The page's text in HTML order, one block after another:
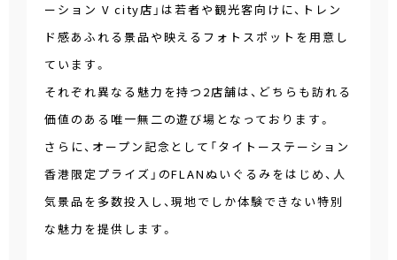
ーション V city店」は若者や観光客向けに、トレン
ド感あふれる景品や映えるフォトスポットを用意し
ています。
それぞれ異なる魅力を持つ2店舗は、どちらも訪れる
価値のある唯一無二の遊び場となっております。
さらに、オープン記念として「タイトーステーション
香港限定プライズ」のFLANぬいぐるみをはじめ、人
気景品を多数投入し、現地でしか体験できない特別
な魅力を提供します。